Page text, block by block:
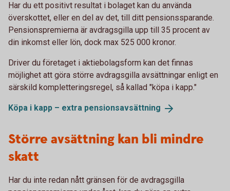
Har du ett positivt resultat i bolaget kan du använda
överskottet, eller en del av det, till ditt pensionssparande.
Pensionspremierna är avdragsgilla upp till 35 procent av
din inkomst eller lön, dock max 525 000 kronor.
Driver du företaget i aktiebolagsform kan det finnas
möjlighet att göra större avdragsgilla avsättningar enligt en
särskild kompletteringsregel, så kallad "köpa i kapp."
Köpa i kapp – extra pensionsavsättning
Större avsättning kan bli mindre
skatt
Har du inte redan nått gränsen för de avdragsgilla